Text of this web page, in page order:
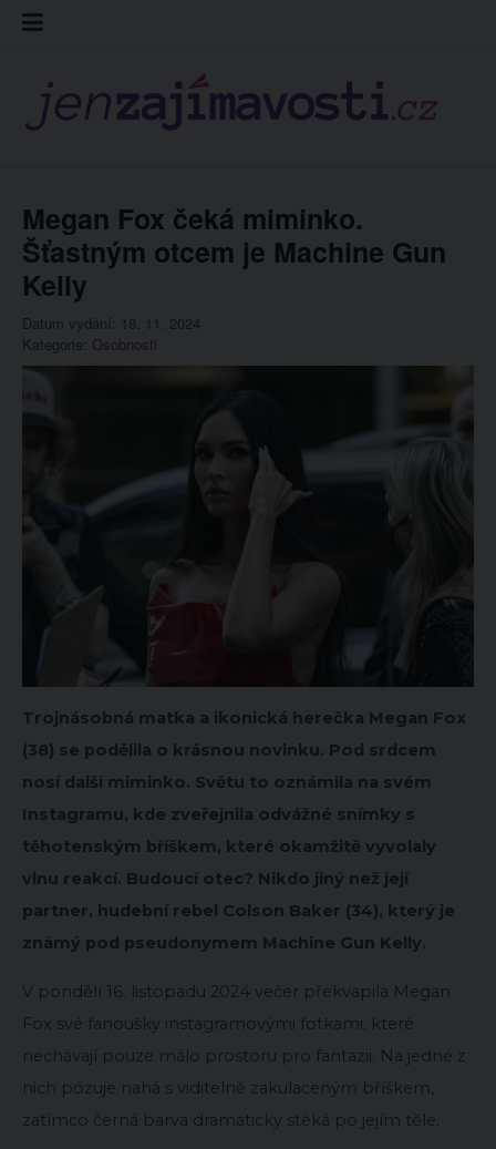
Skip
Megan Fox čeká miminko.
Šťastným otcem je Machine Gun
Kelly
Datum vydání: 18. 11. 2024
Kategorie: Osobnosti
Trojnásobná matka a ikonická herečka Megan Fox
(38) se podělila o krásnou novinku. Pod srdcem
nosí další miminko. Světu to oznámila na svém
Instagramu, kde zveřejnila odvážné snímky s
těhotenským bříškem, které okamžitě vyvolaly
vlnu reakcí. Budoucí otec? Nikdo jiný než její
partner, hudební rebel Colson Baker (34), který je
známý pod pseudonymem Machine Gun Kelly.
V pondělí 16. listopadu 2024 večer překvapila Megan
Fox své fanoušky instagramovými fotkami, které
nechávají pouze málo prostoru pro fantazii. Na jedné z
nich pózuje nahá s viditelně zakulaceným bříškem,
zatímco černá barva dramaticky stéká po jejím těle.